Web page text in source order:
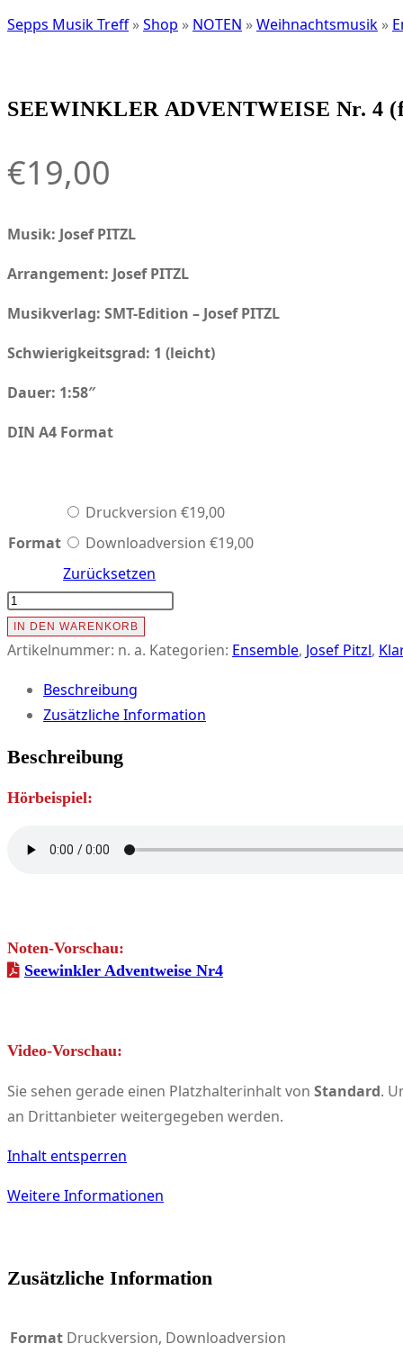
Sepps Musik Treff»Shop » NOTEN »Weihnachtsmusik »
SEEWINKLER ADVENTWEISE Nr. 4
€19,00
Musik: Josef PITZL
Arrangement: Josef PITZL
Musikverlag: SMT-Edition – Josef PITZL
Schwierigkeitsgrad: 1 (leicht)
Dauer: 1:58″
DIN A4 Format
Format
Druckversion €19,00
Downloadversion €19,00
Zurücksetzen
SEEWINKLER
ADVENTWEISE
Nr.
(für
Bb-
Bassklarinette
lib.)
IN DEN WARENKORB
Artikelnummer: n. a. Kategorien: Ensemble, Josef Pitzl,
Beschreibung
Zusätzliche Information
Beschreibung
Hörbeispiel:
Noten-Vorschau:
Seewinkler Adventweise Nr4
Video-Vorschau:
Sie sehen gerade einen Platzhalterinhalt von Standard.
an Drittanbieter weitergegeben werden.
Inhalt entsperren
Weitere Informationen
Zusätzliche Information
Format Druckversion, Downloadversion